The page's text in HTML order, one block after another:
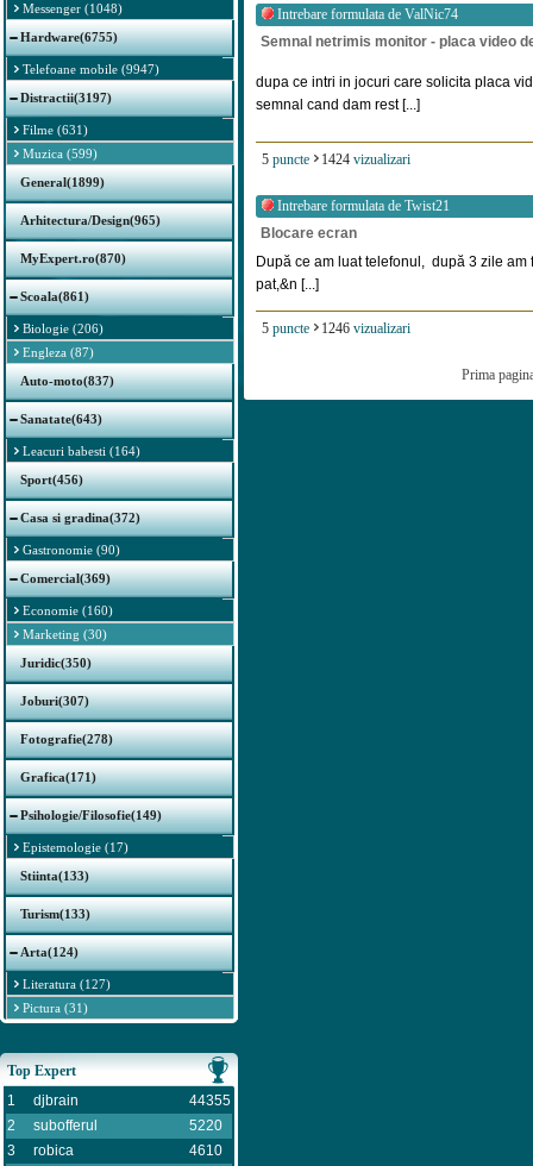
Messenger (1048)
Hardware(6755)
Telefoane mobile (9947)
Distractii(3197)
Filme (631)
Muzica (599)
General(1899)
Arhitectura/Design(965)
MyExpert.ro(870)
Scoala(861)
Biologie (206)
Engleza (87)
Auto-moto(837)
Sanatate(643)
Leacuri babesti (164)
Sport(456)
Casa si gradina(372)
Gastronomie (90)
Comercial(369)
Economie (160)
Marketing (30)
Juridic(350)
Joburi(307)
Fotografie(278)
Grafica(171)
Psihologie/Filosofie(149)
Epistemologie (17)
Stiinta(133)
Turism(133)
Arta(124)
Literatura (127)
Pictura (31)
Top Expert
1
djbrain
44355
2
subofferul
5220
3
robica
4610
Intrebare formulata de ValNic74
Semnal netrimis monitor - placa video
dupa ce intri in jocuri care solicita placa
semnal cand dam rest [...]
5 puncte 1424 vizualizari
Intrebare formulata de Twist21
Blocare ecran
După ce am luat telefonul, după 3 zile
pat,&n [...]
5 puncte 1246 vizualizari
Prima